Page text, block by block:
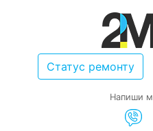
Статус ремонту
Напиши